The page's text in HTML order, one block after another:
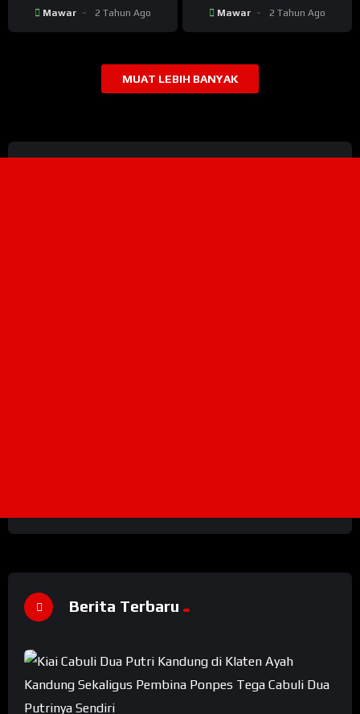
Mawar 2 Tahun Ago Mawar 2 Tahun Ago
MUAT LEBIH BANYAK
Berita Terbaru